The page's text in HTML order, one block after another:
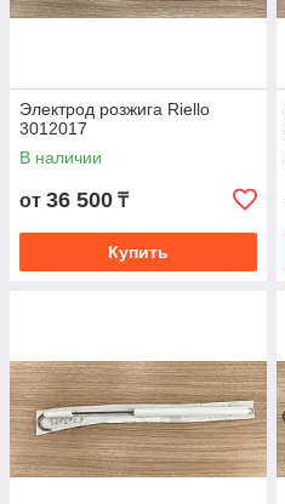
Электрод розжига Riello
3012017
В наличии
от 36 500 ₸
Купить